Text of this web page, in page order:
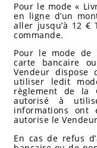
Pour le mode «
en ligne d’un
aller jusqu’à 12 €
commande.
Pour le mode de
carte bancaire
Vendeur dispose
utiliser ledit
règlement de la
autorisé à
informations ont
autorise le
En cas de refus